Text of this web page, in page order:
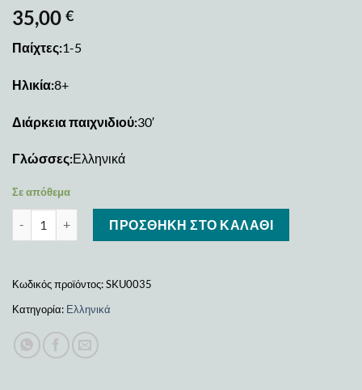
35,00 €
Παίχτες:1-5
Ηλικία:8+
Διάρκεια παιχνιδιού:30′
Γλώσσες:Ελληνικά
Σε απόθεμα
ΠΡΟΣΘΉΚΗ ΣΤΟ ΚΑΛΆΘΙ
Κωδικός προϊόντος:SKU0035
Κατηγορία: Ελληνικά